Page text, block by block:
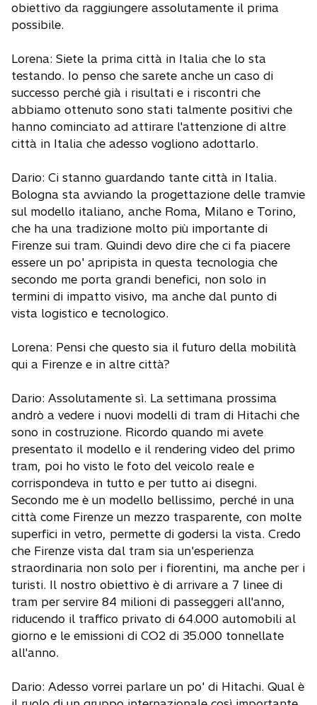
obiettivo da raggiungere assolutamente il prima
possibile.
Lorena: Siete la prima città in Italia che lo sta
testando. Io penso che sarete anche un caso di
successo perché già i risultati e i riscontri che
abbiamo ottenuto sono stati talmente positivi che
hanno cominciato ad attirare l'attenzione di altre
città in Italia che adesso vogliono adottarlo.
Dario: Ci stanno guardando tante città in Italia.
Bologna sta avviando la progettazione delle tramvie
sul modello italiano, anche Roma, Milano e Torino,
che ha una tradizione molto più importante di
Firenze sui tram. Quindi devo dire che ci fa piacere
essere un po' apripista in questa tecnologia che
secondo me porta grandi benefici, non solo in
termini di impatto visivo, ma anche dal punto di
vista logistico e tecnologico.
Lorena: Pensi che questo sia il futuro della mobilità
qui a Firenze e in altre città?
Dario: Assolutamente sì. La settimana prossima
andrò a vedere i nuovi modelli di tram di Hitachi che
sono in costruzione. Ricordo quando mi avete
presentato il modello e il rendering video del primo
tram, poi ho visto le foto del veicolo reale e
corrispondeva in tutto e per tutto ai disegni.
Secondo me è un modello bellissimo, perché in una
città come Firenze un mezzo trasparente, con molte
superfici in vetro, permette di godersi la vista. Credo
che Firenze vista dal tram sia un'esperienza
straordinaria non solo per i fiorentini, ma anche per i
turisti. Il nostro obiettivo è di arrivare a 7 linee di
tram per servire 84 milioni di passeggeri all'anno,
riducendo il traffico privato di 64.000 automobili al
giorno e le emissioni di CO2 di 35.000 tonnellate
all'anno.
Dario: Adesso vorrei parlare un po' di Hitachi. Qual è